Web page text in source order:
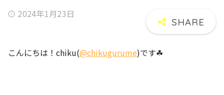
2024年1月23日
こんにちは！chiku(@chikugurume)です☘